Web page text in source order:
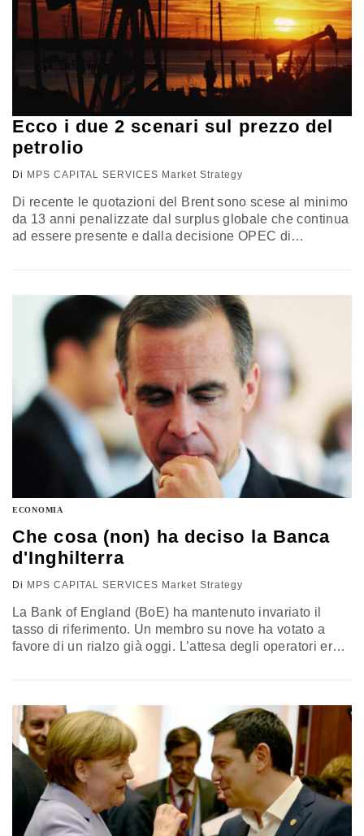
Ecco i due 2 scenari sul prezzo del
petrolio
Di MPS CAPITAL SERVICES Market Strategy
Di recente le quotazioni del Brent sono scese al minimo
da 13 anni penalizzate dal surplus globale che continua
ad essere presente e dalla decisione OPEC di
proseguire la lotta al ribasso sui prezzi. L’eliminazione
delle sanzioni iraniane a…
ECONOMIA
Che cosa (non) ha deciso la Banca
d'Inghilterra
Di MPS CAPITAL SERVICES Market Strategy
La Bank of England (BoE) ha mantenuto invariato il
tasso di riferimento. Un membro su nove ha votato a
favore di un rialzo già oggi. L’attesa degli operatori era
previsto per il raggiungimento del target…